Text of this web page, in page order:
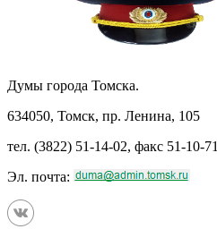
Думы города Томска.
634050, Томск, пр. Ленина, 105
тел. (3822) 51-14-02, факс 51-10-71
Эл. почта: